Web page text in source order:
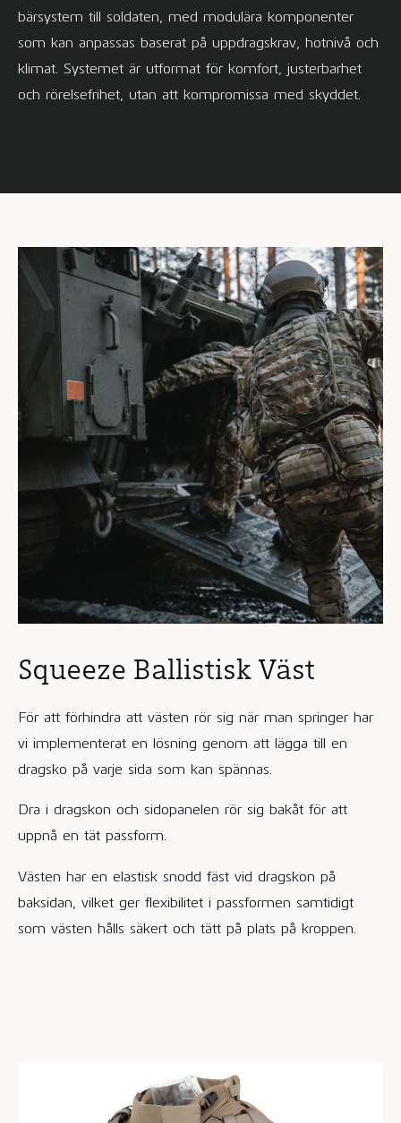
bärsystem till soldaten, med modulära komponenter
som kan anpassas baserat på uppdragskrav, hotnivå och
klimat. Systemet är utformat för komfort, justerbarhet
och rörelsefrihet, utan att kompromissa med skyddet.
Squeeze Ballistisk Väst
För att förhindra att västen rör sig när man springer har
vi implementerat en lösning genom att lägga till en
dragsko på varje sida som kan spännas.
Dra i dragskon och sidopanelen rör sig bakåt för att
uppnå en tät passform.
Västen har en elastisk snodd fäst vid dragskon på
baksidan, vilket ger flexibilitet i passformen samtidigt
som västen hålls säkert och tätt på plats på kroppen.